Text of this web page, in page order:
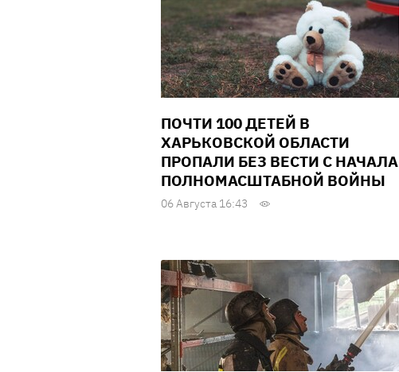
ПОЧТИ 100 ДЕТЕЙ В
ХАРЬКОВСКОЙ ОБЛАСТИ
ПРОПАЛИ БЕЗ ВЕСТИ С НАЧАЛА
ПОЛНОМАСШТАБНОЙ ВОЙНЫ
06 Августа 16:43